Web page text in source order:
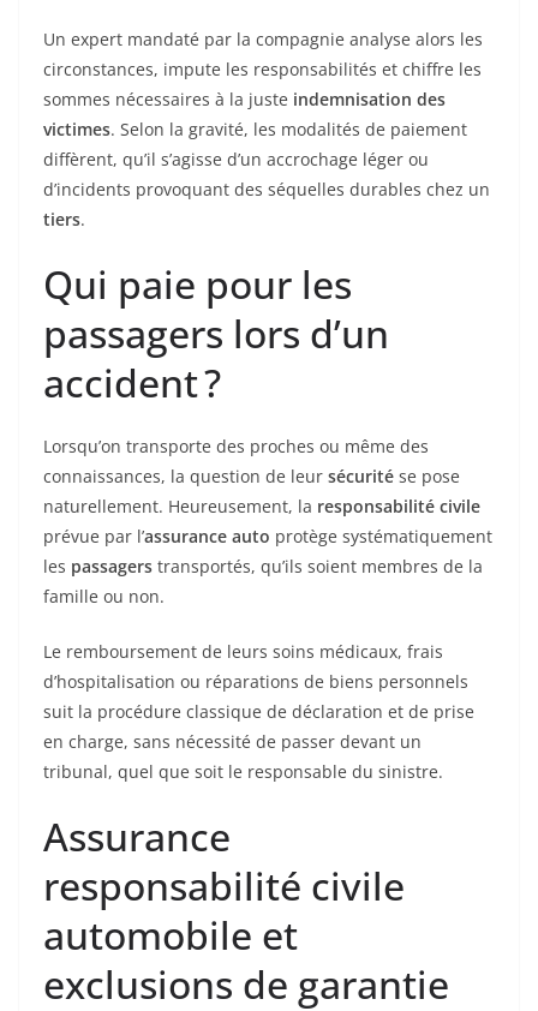
Un expert mandaté par la compagnie analyse alors les
circonstances, impute les responsabilités et chiffre les
sommes nécessaires à la juste indemnisation des
victimes. Selon la gravité, les modalités de paiement
diffèrent, qu’il s’agisse d’un accrochage léger ou
d’incidents provoquant des séquelles durables chez un
tiers.
Qui paie pour les
passagers lors d’un
accident ?
Lorsqu’on transporte des proches ou même des
connaissances, la question de leur sécurité se pose
naturellement. Heureusement, la responsabilité civile
prévue par l’assurance auto protège systématiquement
les passagers transportés, qu’ils soient membres de la
famille ou non.
Le remboursement de leurs soins médicaux, frais
d’hospitalisation ou réparations de biens personnels
suit la procédure classique de déclaration et de prise
en charge, sans nécessité de passer devant un
tribunal, quel que soit le responsable du sinistre.
Assurance
responsabilité civile
automobile et
exclusions de garantie